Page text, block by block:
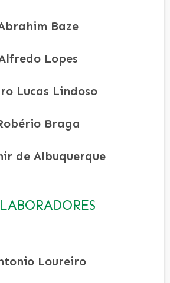
Baze
Lopes
Lucas Lindoso
Braga
de Albuquerque
Loureiro